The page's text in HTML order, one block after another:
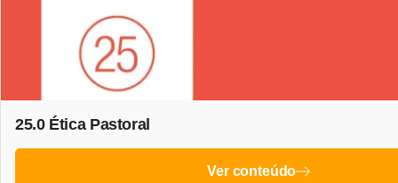
25.0 Ética Pastoral
Ver conteúdo